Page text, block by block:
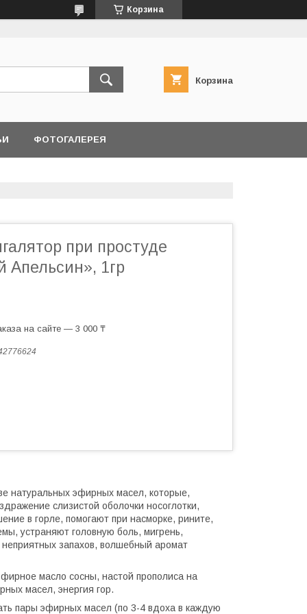
Корзина
Корзина
ФОТОГАЛЕРЕЯ
при простуде
Апельсин», 1гр
на сайте — 3 000 ₸
натуральных эфирных масел, которые,
слизистой оболочки носоглотки,
в горле, помогают при насморке, рините,
устраняют головную боль, мигрень,
запахов, волшебный аромат
масло сосны, настой прополиса на
масел, энергия гор.
пары эфирных масел (по 3-4 вдоха в каждую